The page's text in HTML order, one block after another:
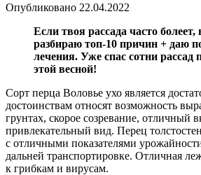
Опубликовано 22.04.2022
Если твоя рассада часто болеет,
разбираю топ-10 причин + даю
лечения. Уже спас сотни рассад
этой весной!
Сорт перца Воловье ухо является
достоинствам относят возможность
грунтах, скорое созревание, отличный
привлекательный вид. Перец
с отличными показателями
дальней транспортировке. Отличная
к грибкам и вирусам.